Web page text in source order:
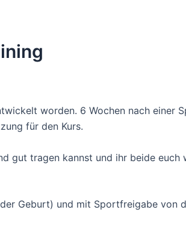
worden. 6 Wochen nach einer
für den Kurs.
gut tragen kannst und ihr beide
Geburt) und mit Sportfreigabe von